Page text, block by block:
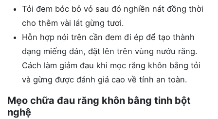
Tỏi đem bóc bỏ vỏ sau đó nghiền nát đồng thời
cho thêm vài lát gừng tươi.
Hỗn hợp nói trên cần đem đi ép để tạo thành
dạng miếng dán, đặt lên trên vùng nướu răng.
Cách làm giảm đau khi mọc răng khôn bằng tỏi
và gừng được đánh giá cao về tính an toàn.
Mẹo chữa đau răng khôn bằng tinh bột
nghệ